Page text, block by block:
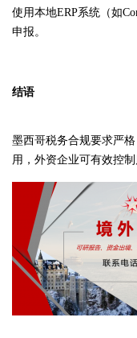
使用本地ERP系统（如
申报。
结语
墨西哥税务合规要求严
用，外资企业可有效控制